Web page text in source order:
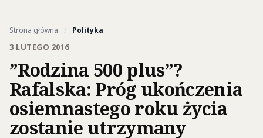
Strona główna / Polityka
3 LUTEGO 2016
”Rodzina 500 plus”?
Rafalska: Próg ukończenia
osiemnastego roku życia
zostanie utrzymany